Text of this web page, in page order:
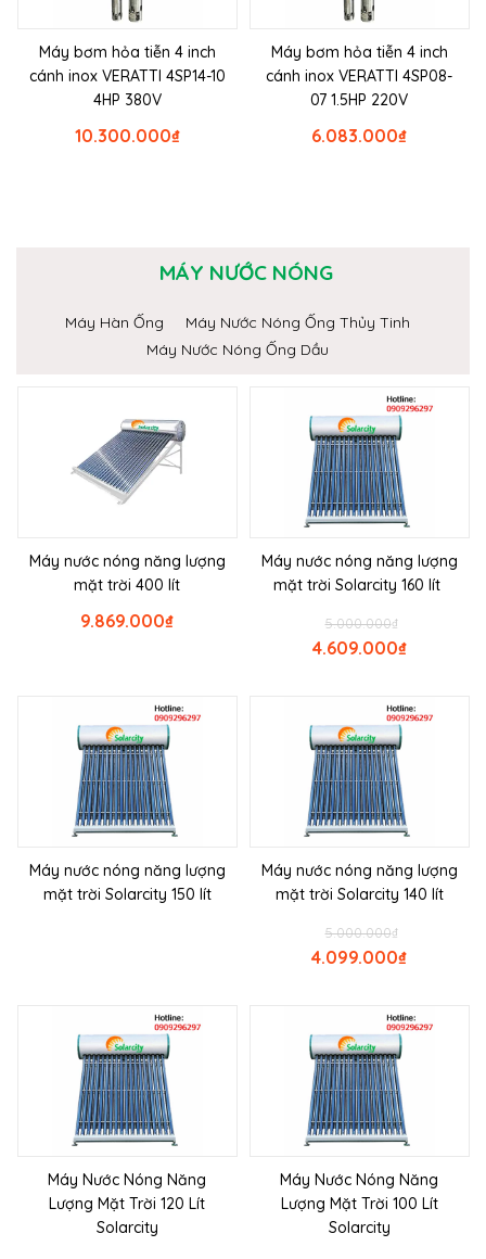
Máy bơm hỏa tiễn 4 inch
cánh inox VERATTI 4SP14-10
4HP 380V
₫
10.300.000
Máy bơm hỏa tiễn 4 inch
cánh inox VERATTI 4SP08-
07 1.5HP 220V
₫
6.083.000
MÁY NƯỚC NÓNG
Máy Hàn Ống
Máy Nước Nóng Ống Thủy Tinh
Máy Nước Nóng Ống Dầu
Máy nước nóng năng lượng
mặt trời 400 lít
₫
9.869.000
Máy nước nóng năng lượng
mặt trời Solarcity 160 lít
₫
5.000.000
₫
4.609.000
Máy nước nóng năng lượng
mặt trời Solarcity 150 lít
Máy nước nóng năng lượng
mặt trời Solarcity 140 lít
₫
5.000.000
₫
4.099.000
Máy Nước Nóng Năng
Lượng Mặt Trời 120 Lít
Solarcity
Máy Nước Nóng Năng
Lượng Mặt Trời 100 Lít
Solarcity